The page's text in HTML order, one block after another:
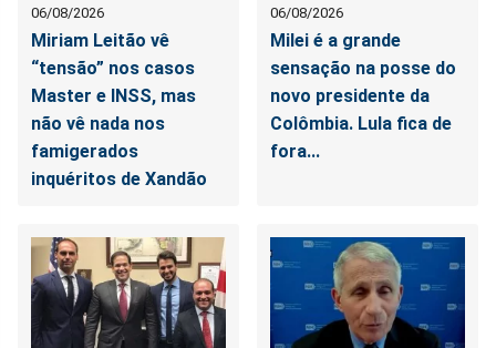
06/08/2026
Miriam Leitão vê
“tensão” nos casos
Master e INSS, mas
não vê nada nos
famigerados
inquéritos de Xandão
06/08/2026
Milei é a grande
sensação na posse do
novo presidente da
Colômbia. Lula fica de
fora...